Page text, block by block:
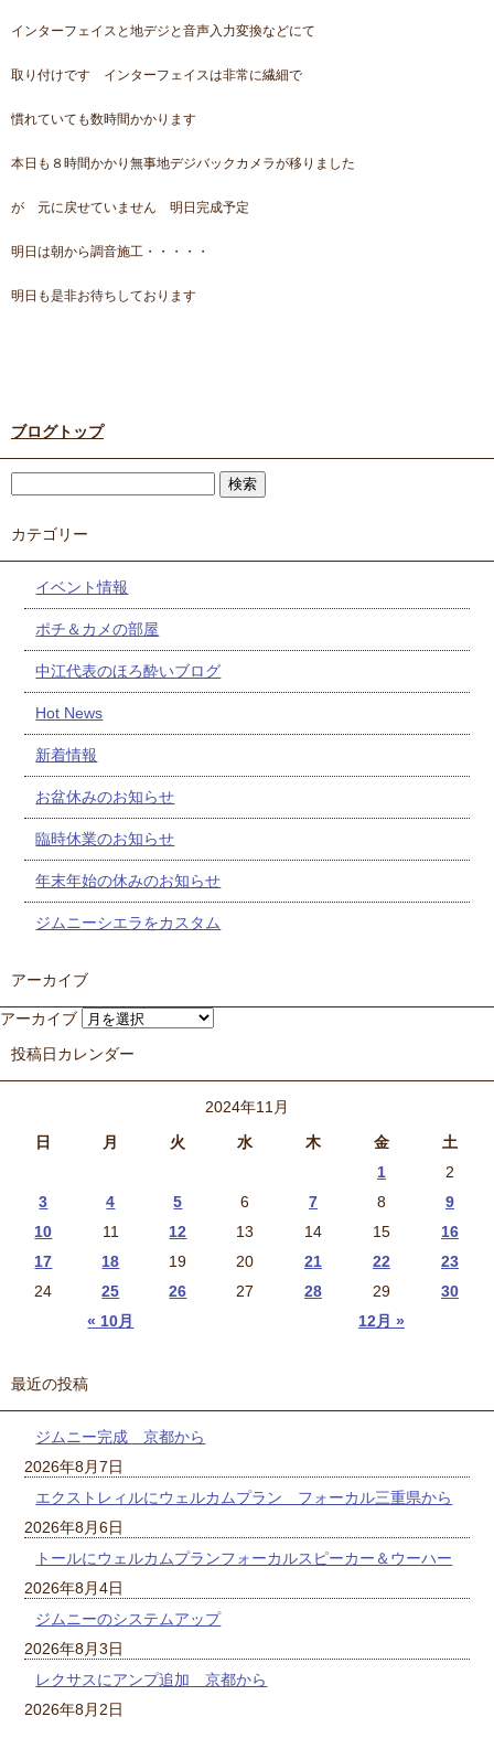
インターフェイスと地デジと音声入力変換などにて
取り付けです インターフェイスは非常に繊細で
慣れていても数時間かかります
本日も８時間かかり無事地デジバックカメラが移りました
が 元に戻せていません 明日完成予定
明日は朝から調音施工・・・・・
明日も是非お待ちしております
ブログトップ
カテゴリー
イベント情報
ポチ＆カメの部屋
中江代表のほろ酔いブログ
Hot News
新着情報
お盆休みのお知らせ
臨時休業のお知らせ
年末年始の休みのお知らせ
ジムニーシエラをカスタム
アーカイブ
アーカイブ
投稿日カレンダー
2024年11月
日
月 火 水 木 金 土
« 10月 12月 »
1
2
3
4 5 6 7 8
9
10
11 12 13 14 15
16
17
18 19 20 21 22
23
24
25 26 27 28 29 30
最近の投稿
ジムニー完成 京都から
2026年8月7日
エクストレィルにウェルカムプラン フォーカル三重県から
2026年8月6日
トールにウェルカムプランフォーカルスピーカー＆ウーハー
2026年8月4日
ジムニーのシステムアップ
2026年8月3日
レクサスにアンプ追加 京都から
2026年8月2日